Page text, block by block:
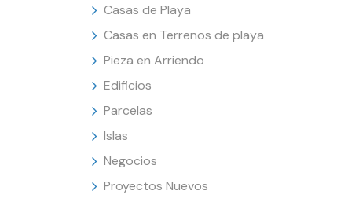
Casas de Playa
Casas en Terrenos de playa
Pieza en Arriendo
Edificios
Parcelas
Islas
Negocios
Proyectos Nuevos